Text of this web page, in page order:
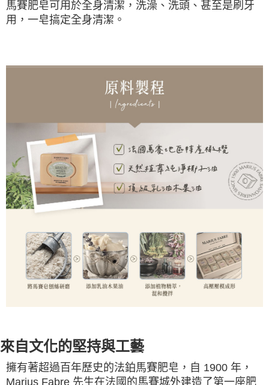
馬賽肥皂可用於全身清潔，洗澡、洗頭、甚至是刷牙
用，一皂搞定全身清潔。
來自文化的堅持與工藝
擁有著超過百年歷史的法鉑馬賽肥皂，自 1900 年，
Marius Fabre 先生在法國的馬賽城外建造了第一座肥